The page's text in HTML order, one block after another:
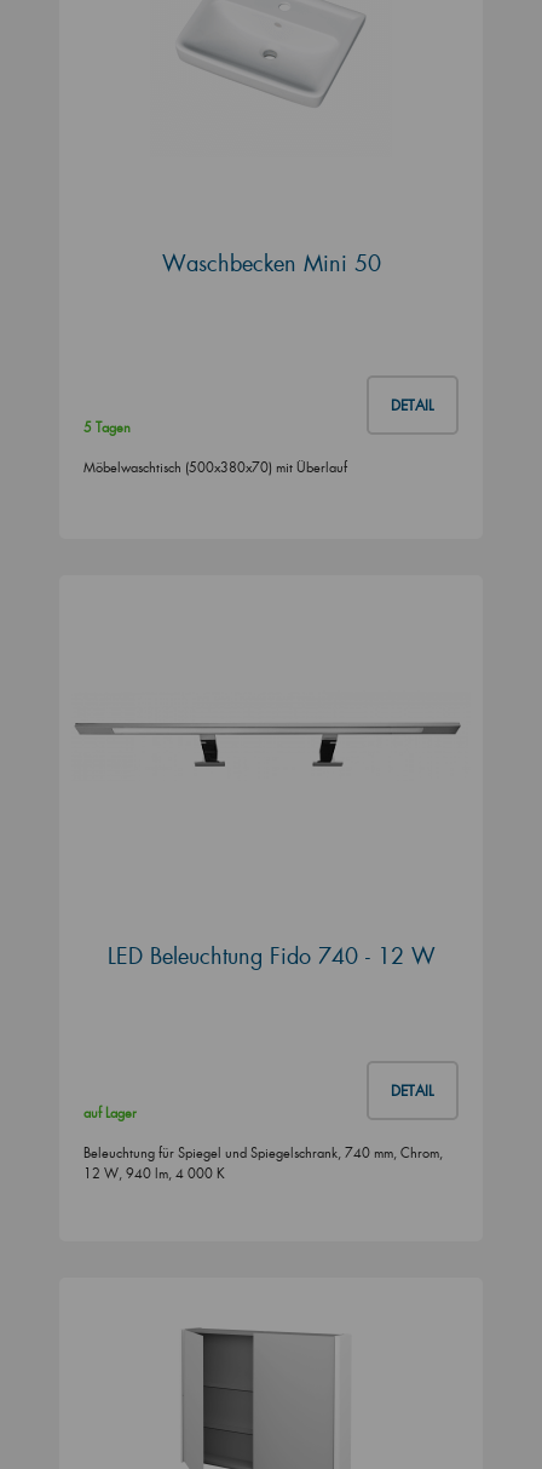
Waschbecken Mini 50
DETAIL
5 Tagen
Möbelwaschtisch (500x380x70) mit Überlauf
LED Beleuchtung Fido 740 - 12 W
DETAIL
auf Lager
Beleuchtung für Spiegel und Spiegelschrank, 740 mm, Chrom,
12 W, 940 lm, 4 000 K